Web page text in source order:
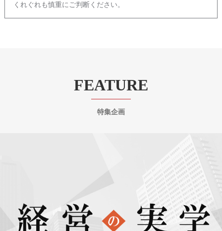
くれぐれも慎重にご判断ください。
FEATURE
特集企画